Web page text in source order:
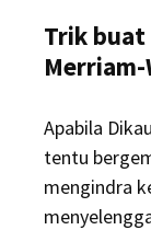
Trik buat
Apabila
tentu
mengindra